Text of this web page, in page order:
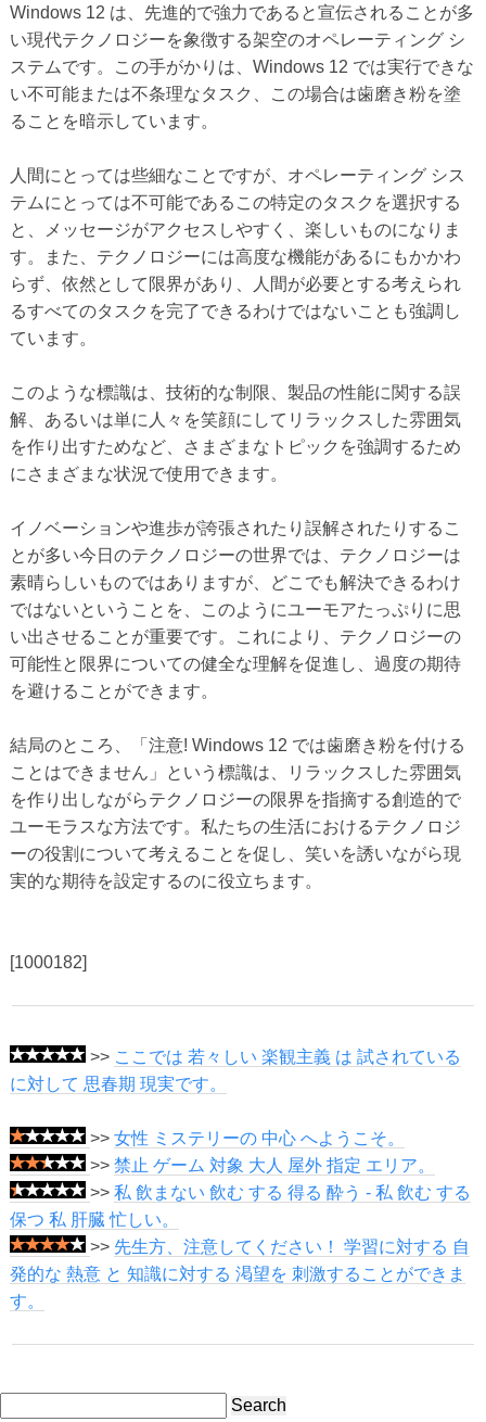
Windows 12 は、先進的で強力であると宣伝されることが多
い現代テクノロジーを象徴する架空のオペレーティング シ
ステムです。この手がかりは、Windows 12 では実行できな
い不可能または不条理なタスク、この場合は歯磨き粉を塗
ることを暗示しています。
人間にとっては些細なことですが、オペレーティング シス
テムにとっては不可能であるこの特定のタスクを選択する
と、メッセージがアクセスしやすく、楽しいものになりま
す。また、テクノロジーには高度な機能があるにもかかわ
らず、依然として限界があり、人間が必要とする考えられ
るすべてのタスクを完了できるわけではないことも強調し
ています。
このような標識は、技術的な制限、製品の性能に関する誤
解、あるいは単に人々を笑顔にしてリラックスした雰囲気
を作り出すためなど、さまざまなトピックを強調するため
にさまざまな状況で使用できます。
イノベーションや進歩が誇張されたり誤解されたりするこ
とが多い今日のテクノロジーの世界では、テクノロジーは
素晴らしいものではありますが、どこでも解決できるわけ
ではないということを、このようにユーモアたっぷりに思
い出させることが重要です。これにより、テクノロジーの
可能性と限界についての健全な理解を促進し、過度の期待
を避けることができます。
結局のところ、「注意! Windows 12 では歯磨き粉を付ける
ことはできません」という標識は、リラックスした雰囲気
を作り出しながらテクノロジーの限界を指摘する創造的で
ユーモラスな方法です。私たちの生活におけるテクノロジ
ーの役割について考えることを促し、笑いを誘いながら現
実的な期待を設定するのに役立ちます。
[1000182]
>> ここでは 若々しい 楽観主義 は 試されている
に対して 思春期 現実です。
>> 女性 ミステリーの 中心 へようこそ。
>> 禁止 ゲーム 対象 大人 屋外 指定 エリア。
>> 私 飲まない 飲む する 得る 酔う - 私 飲む する
保つ 私 肝臓 忙しい。
>> 先生方、注意してください！ 学習に対する 自
発的な 熱意 と 知識に対する 渇望を 刺激することができま
す。
Search